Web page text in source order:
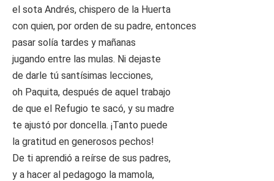
el sota Andrés, chispero de la Huerta
con quien, por orden de su padre, entonces
pasar solía tardes y mañanas
jugando entre las mulas. Ni dejaste
de darle tú santísimas lecciones,
oh Paquita, después de aquel trabajo
de que el Refugio te sacó, y su madre
te ajustó por doncella. ¡Tanto puede
la gratitud en generosos pechos!
De ti aprendió a reírse de sus padres,
y a hacer al pedagogo la mamola,